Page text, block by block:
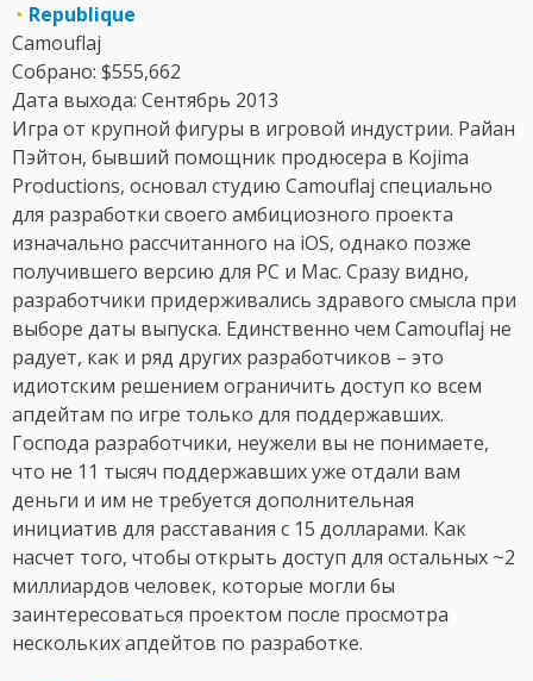
◔ Republique
Camouflaj
Собрано: $555,662
Дата выхода: Сентябрь 2013
Игра от крупной фигуры в игровой индустрии. Райан
Пэйтон, бывший помощник продюсера в Kojima
Productions, основал студию Camouflaj специально
для разработки своего амбициозного проекта
изначально рассчитанного на iOS, однако позже
получившего версию для PC и Mac. Сразу видно,
разработчики придерживались здравого смысла при
выборе даты выпуска. Единственно чем Camouflaj не
радует, как и ряд других разработчиков – это
идиотским решением ограничить доступ ко всем
апдейтам по игре только для поддержавших.
Господа разработчики, неужели вы не понимаете,
что не 11 тысяч поддержавших уже отдали вам
деньги и им не требуется дополнительная
инициатив для расставания с 15 долларами. Как
насчет того, чтобы открыть доступ для остальных ~2
миллиардов человек, которые могли бы
заинтересоваться проектом после просмотра
нескольких апдейтов по разработке.